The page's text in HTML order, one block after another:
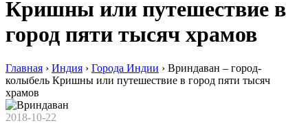
Кришны или путешествие в
город пяти тысяч храмов
Главная › Индия › Города Индии › Вриндаван – город-
колыбель Кришны или путешествие в город пяти тысяч
храмов
2018-10-22